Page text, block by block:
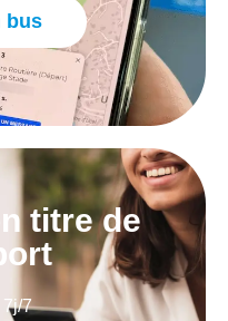
bus
titre de
7j/7